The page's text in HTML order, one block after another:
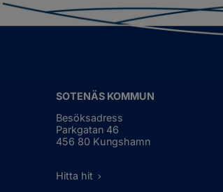
SOTENÄS KOMMUN
Besöksadress
Parkgatan 46
456 80 Kungshamn
Hitta hit